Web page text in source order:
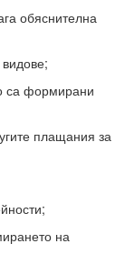
обяснителна
формирани
плащания за
на